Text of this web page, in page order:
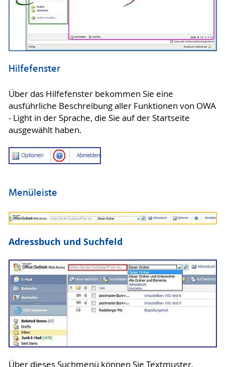
Hilfefenster
Über das Hilfefenster bekommen Sie eine
ausführliche Beschreibung aller Funktionen von OWA
- Light in der Sprache, die Sie auf der Startseite
ausgewählt haben.
Menüleiste
Adressbuch und Suchfeld
Über dieses Suchmenü können Sie Textmuster,